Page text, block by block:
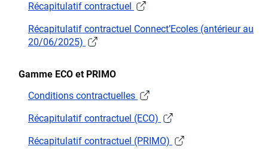
Récapitulatif contractuel
Récapitulatif contractuel Connect’Ecoles (antérieur au
20/06/2025)
Gamme ECO et PRIMO
Conditions contractuelles
Récapitulatif contractuel (ECO)
Récapitulatif contractuel (PRIMO)